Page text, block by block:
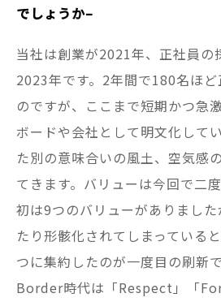
でしょうか–
当社は創業が2021年、正社員の
2023年です。2年間で180名ほ
のですが、ここまで短期かつ急
ボードや会社として明文化して
た別の意味合いの風土、空気感
てきます。バリューは今回で二
初は9つのバリューがありまし
たり形骸化されてしまっている
つに集約したのが一度目の刷新
Border時代は「Respect」「